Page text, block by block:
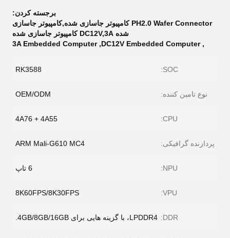
برجسته کردن:
PH2.0 Wafer Connector کامپیوتر جاسازی شده,کامپیوتر جاسازی
شده DC12V,3A کامپیوتر جاسازی شده
,
DC12V Embedded Computer
,
3A Embedded Computer
SOC:
RK3588
نوع تامین کننده: OEM/ODM
CPU:
4A76 + 4A55
پردازنده گرافیکی: ARM Mali-G610 MC4
NPU: 6 تاپ
VPU:
8K60FPS/8K30FPS
DDR: LPDDR4، با گزینه هایی برای 4GB/8GB/16GB.